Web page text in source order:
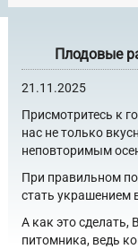
Плодовые
21.11.2025
Присмотритесь к
нас не только
неповторимым
При правильном
стать украшением
А как это сделать,
питомника, ведь